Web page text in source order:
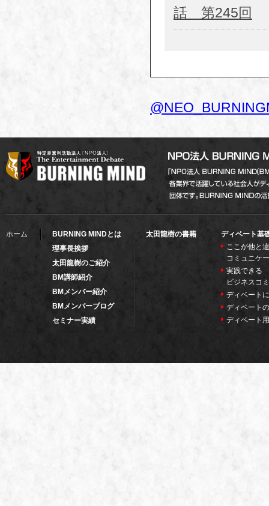
話 第245回
ホーム
BURNING MINDとは
理事長挨拶
太田龍樹のご紹介
BM講師紹介
BMメンバー紹介
BMメンバーブログ
セミナー実績
太田龍樹の書籍
ディベート基
ここが他と
コミュニケ
実践できる
ビジネスコ
ディベート
ディベート
ディベート